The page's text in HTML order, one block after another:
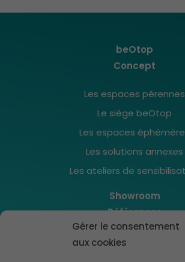
Gérer le consentement
aux cookies
beOtop
Concept
Les espaces pérennes
Le siège beOtop
Les espaces
Les solutions annexes
Les ateliers de
Showroom
Références
Actualités
Contact